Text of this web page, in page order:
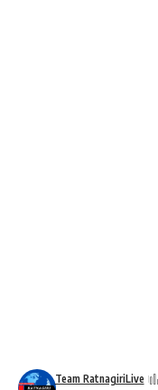
Team RatnagiriLive